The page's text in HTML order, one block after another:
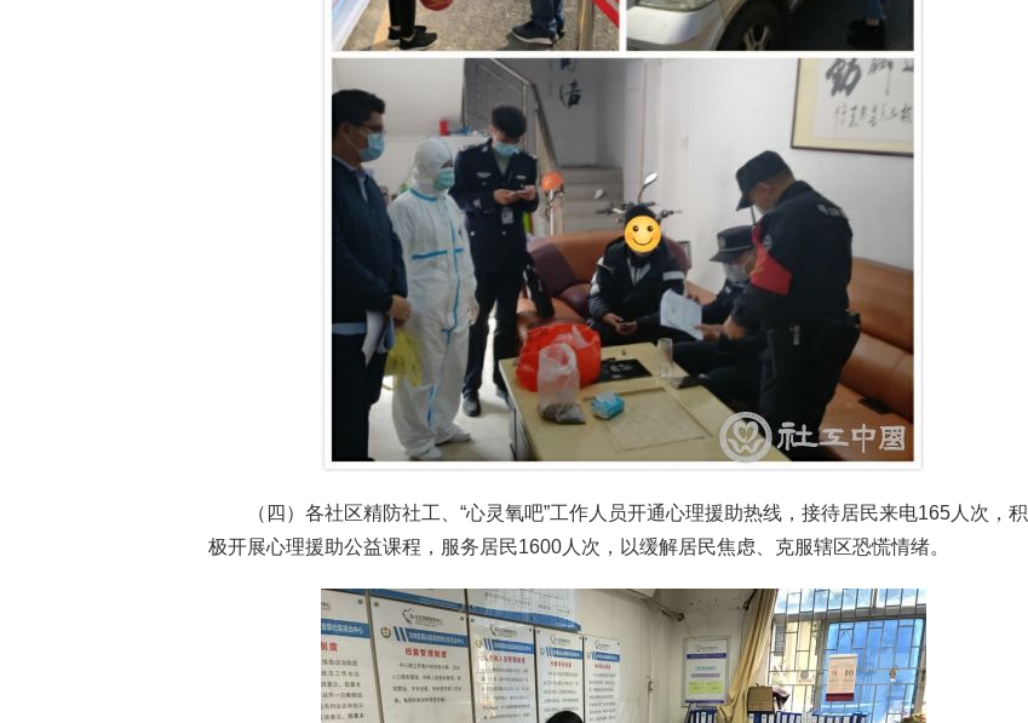
（四）各社区精防社工、“心灵氧吧”工作人员开通心理援助热线，接待居民来电165人次，积
极开展心理援助公益课程，服务居民1600人次，以缓解居民焦虑、克服辖区恐慌情绪。